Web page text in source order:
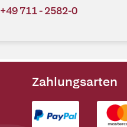
+49 711 - 2582-0
Zahlungsarten